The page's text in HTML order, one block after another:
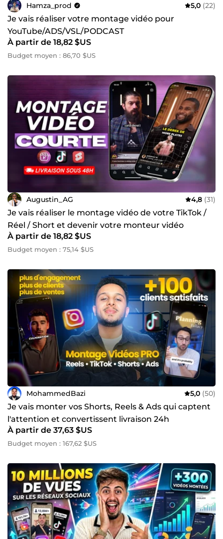
Hamza_prod 5,0 (22)
Je vais réaliser votre montage vidéo pour
YouTube/ADS/VSL/PODCAST
À partir de 18,82 $US
Budget moyen : 86,70 $US
Augustin_AG 4,8 (31)
Je vais réaliser le montage vidéo de votre TikTok /
Réel / Short et devenir votre monteur vidéo
À partir de 18,82 $US
Budget moyen : 75,14 $US
MohammedBazi 5,0 (50)
Je vais monter vos Shorts, Reels & Ads qui captent
l'attention et convertissent livraison 24h
À partir de 37,63 $US
Budget moyen : 167,62 $US